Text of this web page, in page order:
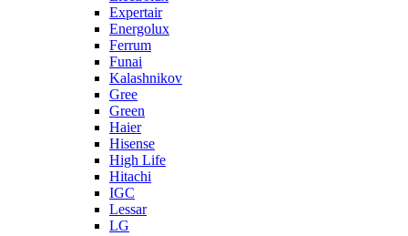
Expertair
Energolux
Ferrum
Funai
Kalashnikov
Gree
Grеen
Haier
Hisense
High Life
Hitachi
IGC
Lessar
LG